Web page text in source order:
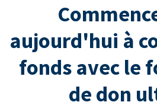
aujourd'hui à
fonds avec le
de don